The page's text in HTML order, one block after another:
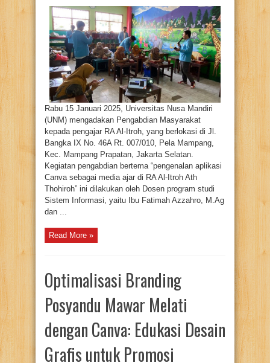
UNM
memberikan
pelatihan
aplikasi
Canva
sebagai
media
ajar
kepada
pengajar
di
RA
Al
Itroh
Ath
Thohiroh
Selatan
Rabu 15 Januari 2025, Universitas Nusa Mandiri
(UNM) mengadakan Pengabdian Masyarakat
kepada pengajar RA Al-Itroh, yang berlokasi di Jl.
Bangka IX No. 46A Rt. 007/010, Pela Mampang,
Kec. Mampang Prapatan, Jakarta Selatan.
Kegiatan pengabdian bertema “pengenalan aplikasi
Canva sebagai media ajar di RA Al-Itroh Ath
Thohiroh” ini dilakukan oleh Dosen program studi
Sistem Informasi, yaitu Ibu Fatimah Azzahro, M.Ag
dan ...
Read More »
Optimalisasi Branding
Posyandu Mawar Melati
dengan Canva: Edukasi Desain
Grafis untuk Promosi